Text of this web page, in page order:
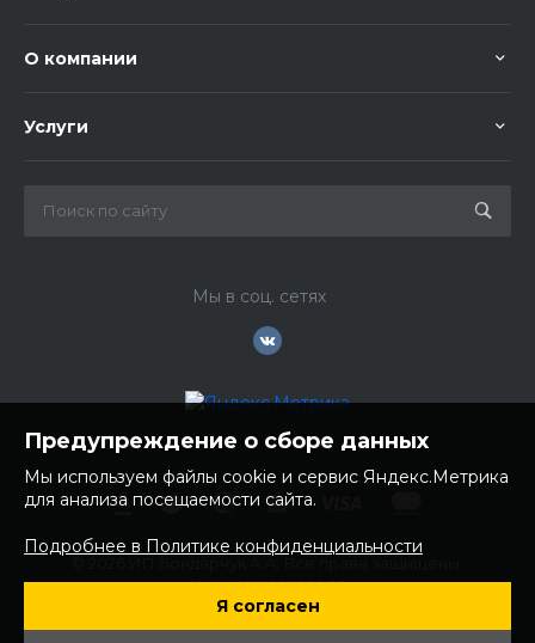
О компании
Услуги
Мы в соц. сетях
ИНН: 252100758085
ОГРНИП: 304250236200270
Юр. адрес: 692481 Приморский край, Надеждинский район,
Предупреждение о сборе данных
Мы используем файлы cookie и сервис Яндекс.Метрика
для анализа посещаемости сайта.
Подробнее в Политике конфиденциальности
Я согласен